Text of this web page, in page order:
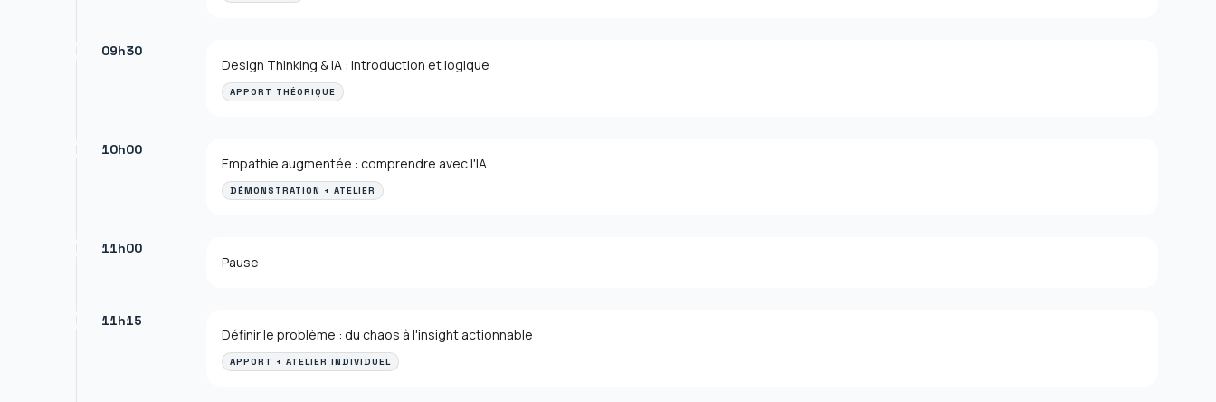
09h30
Design Thinking & IA : introduction et logique
APPORT THÉORIQUE
10h00
Empathie augmentée : comprendre avec l'IA
DÉMONSTRATION + ATELIER
11h00
Pause
11h15
Définir le problème : du chaos à l'insight actionnable
APPORT + ATELIER INDIVIDUEL